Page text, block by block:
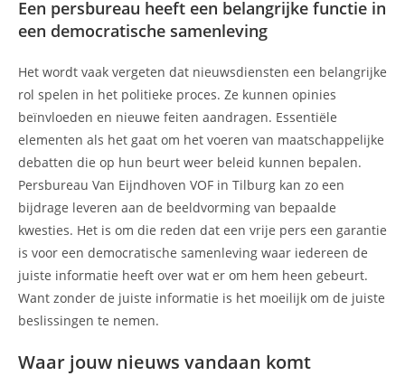
Een persbureau heeft een belangrijke functie in
een democratische samenleving
Het wordt vaak vergeten dat nieuwsdiensten een belangrijke
rol spelen in het politieke proces. Ze kunnen opinies
beïnvloeden en nieuwe feiten aandragen. Essentiële
elementen als het gaat om het voeren van maatschappelijke
debatten die op hun beurt weer beleid kunnen bepalen.
Persbureau Van Eijndhoven VOF in Tilburg kan zo een
bijdrage leveren aan de beeldvorming van bepaalde
kwesties. Het is om die reden dat een vrije pers een garantie
is voor een democratische samenleving waar iedereen de
juiste informatie heeft over wat er om hem heen gebeurt.
Want zonder de juiste informatie is het moeilijk om de juiste
beslissingen te nemen.
Waar jouw nieuws vandaan komt